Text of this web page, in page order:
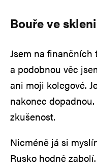
Bouře ve
Jsem na
a podobnou věc
ani moji kolegové.
nakonec
zkušenost.
Nicméně já si
Rusko hodně